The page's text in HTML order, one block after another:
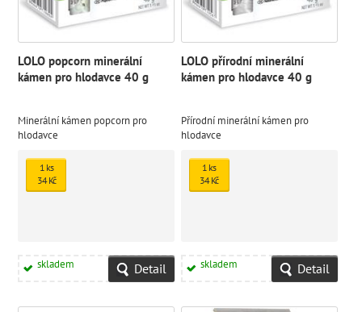
LOLO popcorn minerální
kámen pro hlodavce 40 g
Minerální kámen popcorn pro
hlodavce
1 ks
34 Kč
skladem Detail
LOLO přírodní minerální
kámen pro hlodavce 40 g
Přírodní minerální kámen pro
hlodavce
1 ks
34 Kč
skladem Detail